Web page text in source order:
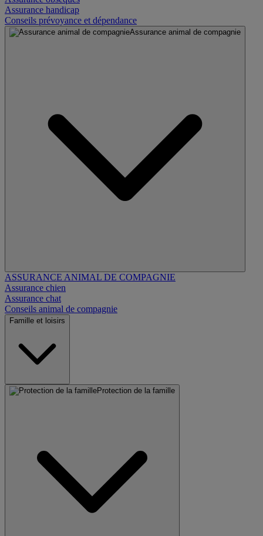
Assurance handicap
Conseils prévoyance et dépendance
Assurance animal de compagnie
ASSURANCE ANIMAL DE COMPAGNIE
Assurance chien
Assurance chat
Conseils animal de compagnie
Famille et loisirs
Protection de la famille